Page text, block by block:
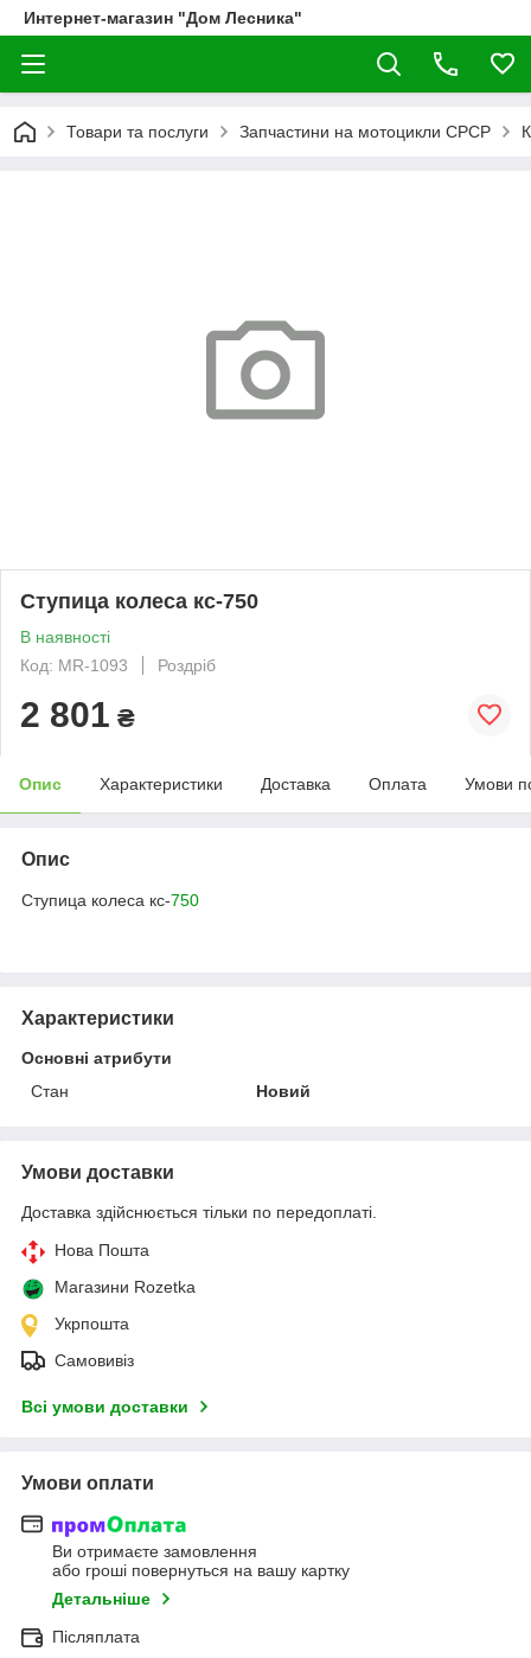
Интернет-магазин "Дом Лесника"
Товари та послуги Запчастини на мотоцикли СРСР
Ступица колеса кс-750
В наявності
Код: MR-1093
Роздріб
2 801 ₴
Опис Характеристики Доставка Оплата Умови
Опис
Ступица колеса кс-750
Характеристики
Основні атрибути
Стан
Новий
Умови доставки
Доставка здійснюється тільки по передоплаті.
Нова Пошта
Магазини Rozetka
Укрпошта
Самовивіз
Всі умови доставки
Умови оплати
Ви отримаєте замовлення
або гроші повернуться на вашу картку
Детальніше
Післяплата